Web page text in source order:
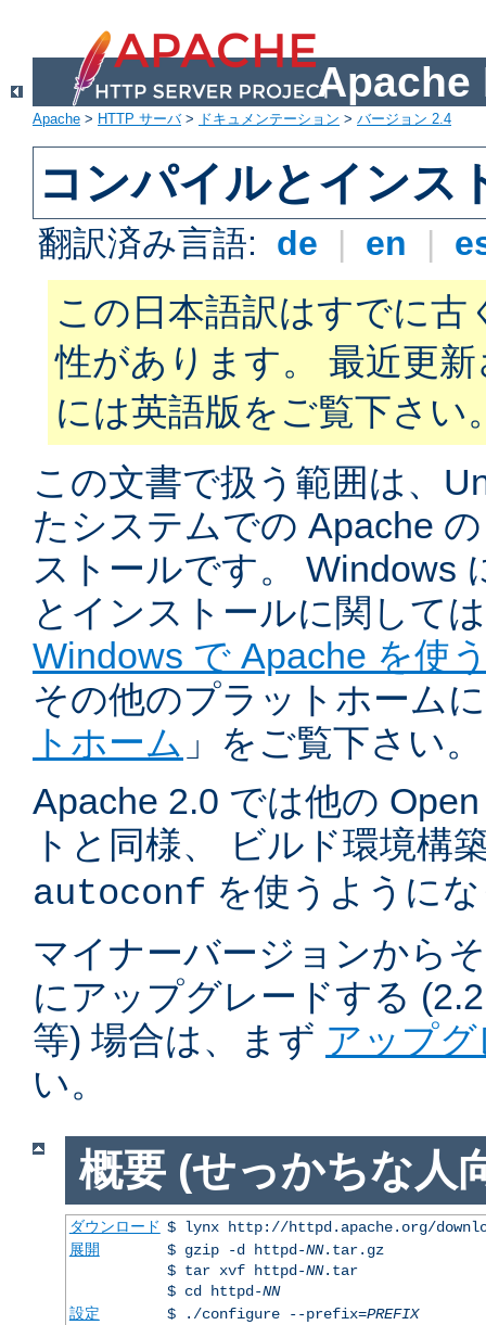
Apache
Apache > HTTP サーバ> ドキュメンテーション > バージョン 2.4
コンパイルとインス
翻訳済み言語: de | en |
この日本語訳はすでに古
性があります。 最近更
には英語版をご覧下さい
この文書で扱う範囲は、
たシステムでの Apache
ストールです。 Windows
とインストールに関して
Windows で Apache を使
その他のプラットホーム
トホーム 」をご覧下さい。
Apache 2.0 では他の
トと同様、 ビルド環境構
autoconf を使うように
マイナーバージョンから
にアップグレードする
等) 場合は、まず アップ
い。
概要 (せっかちな人
ダウンロード $ lynx http://httpd.apache.org/
展開
$ gzip -d httpd-NN.tar.gz
$ tar xvf httpd-NN.tar
$ cd httpd-NN
設定
$ ./configure --prefix=PREFIX